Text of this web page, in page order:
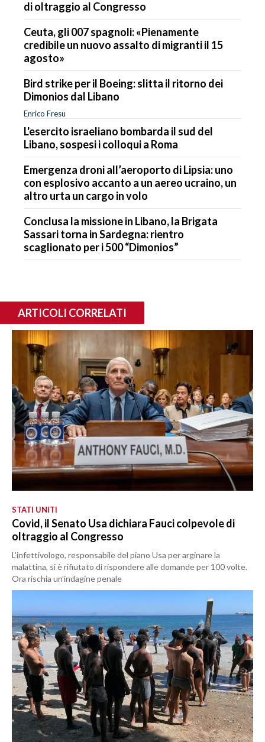
di oltraggio al Congresso
Ceuta, gli 007 spagnoli: «Pienamente
credibile un nuovo assalto di migranti il 15
agosto»
Bird strike per il Boeing: slitta il ritorno dei
Dimonios dal Libano
Enrico Fresu
L'esercito israeliano bombarda il sud del
Libano, sospesi i colloqui a Roma
Emergenza droni all’aeroporto di Lipsia: uno
con esplosivo accanto a un aereo ucraino, un
altro urta un cargo in volo
Conclusa la missione in Libano, la Brigata
Sassari torna in Sardegna: rientro
scaglionato per i 500 “Dimonios”
ARTICOLI CORRELATI
STATI UNITI
Covid, il Senato Usa dichiara Fauci colpevole di
oltraggio al Congresso
L’infettivologo, responsabile del piano Usa per arginare la
malattina, si è rifiutato di rispondere alle domande per 100 volte.
Ora rischia un’indagine penale